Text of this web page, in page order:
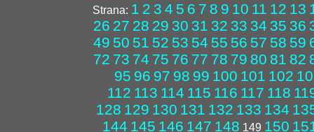
Strana: 1 2 3 4 5 6 7 8 9 10 11 12 13
26 27 28 29 30 31 32 33 34 35 36
49 50 51 52 53 54 55 56 57 58 59
72 73 74 75 76 77 78 79 80 81 82
95 96 97 98 99 100 101 102
112 113 114 115 116 117 118
128 129 130 131 132 133 134
144 145 146 147 148 149 150